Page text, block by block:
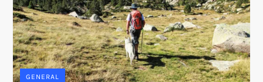
GENERAL